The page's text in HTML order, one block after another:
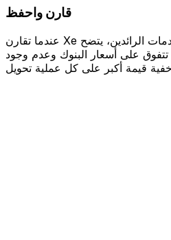
قارن واحفظ
عندما تقارن Xe بالبنوك الرائدة ومقدمي الخدمات الرائدين، يتضح
تتفوق على أسعار البنوك وعدم وجود